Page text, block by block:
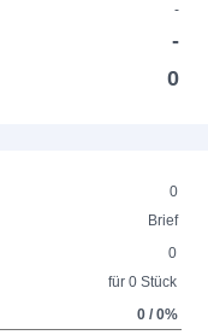
-
-
0
0
Brief
0
für 0 Stück
0 / 0%